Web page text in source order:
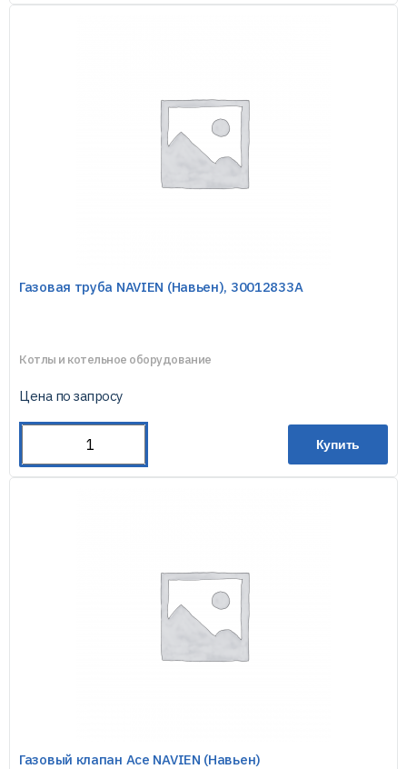
Газовая труба NAVIEN (Навьен), 30012833А
Котлы и котельное оборудование
Цена по запросу
Купить
Газовый клапан Ace NAVIEN (Навьен)